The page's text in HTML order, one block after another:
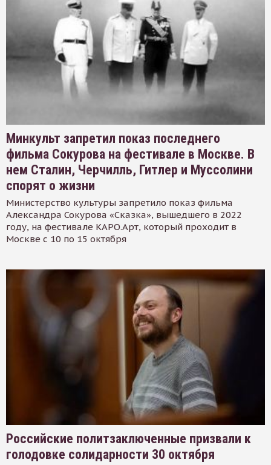
Минкульт запретил показ последнего
фильма Сокурова на фестивале в Москве. В
нем Сталин, Черчилль, Гитлер и Муссолини
спорят о жизни
Министерство культуры запретило показ фильма
Александра Сокурова «Сказка», вышедшего в 2022
году, на фестивале КАРО.Арт, который проходит в
Москве с 10 по 15 октября
Российские политзаключенные призвали к
голодовке солидарности 30 октября